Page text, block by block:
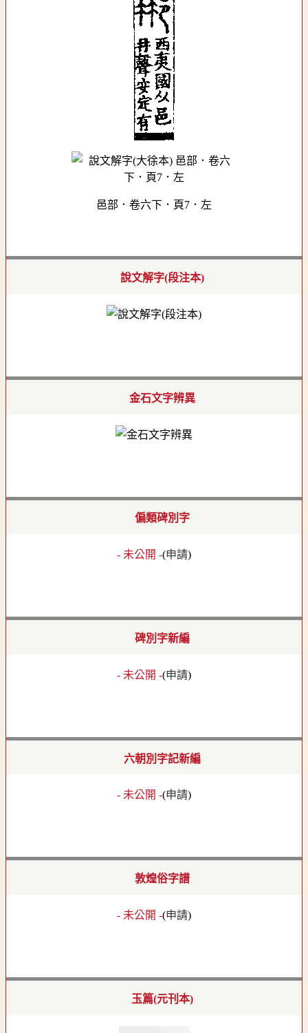
邑部．卷六下．頁7．左
說文解字(段注本)
金石文字辨異
偏類碑別字
- 未公開 -(申請)
碑別字新編
- 未公開 -(申請)
六朝別字記新編
- 未公開 -(申請)
敦煌俗字譜
- 未公開 -(申請)
玉篇(元刊本)